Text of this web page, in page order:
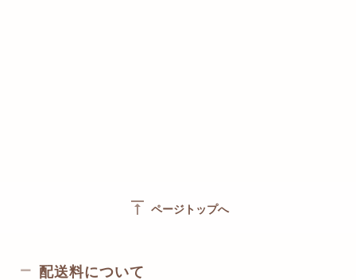
vertical_align_top ページトップへ
配送料について